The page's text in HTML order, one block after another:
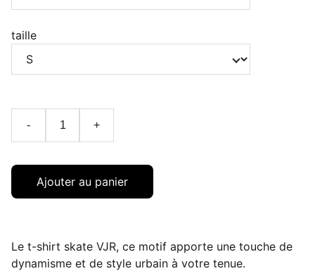
taille
- +
Ajouter au panier
Le t-shirt skate VJR, ce motif apporte une touche de
dynamisme et de style urbain à votre tenue.